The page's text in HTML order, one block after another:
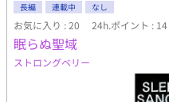
長編 連載中 なし
お気に入り : 20 24h.ポイント : 14
眠らぬ聖域
ストロングベリー